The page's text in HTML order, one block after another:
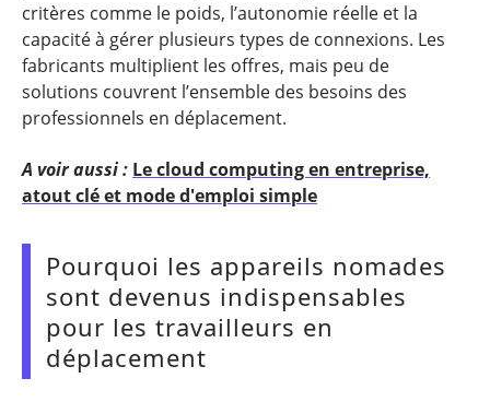
critères comme le poids, l’autonomie réelle et la
capacité à gérer plusieurs types de connexions. Les
fabricants multiplient les offres, mais peu de
solutions couvrent l’ensemble des besoins des
professionnels en déplacement.
A voir aussi : Le cloud computing en entreprise,
atout clé et mode d'emploi simple
Pourquoi les appareils nomades
sont devenus indispensables
pour les travailleurs en
déplacement